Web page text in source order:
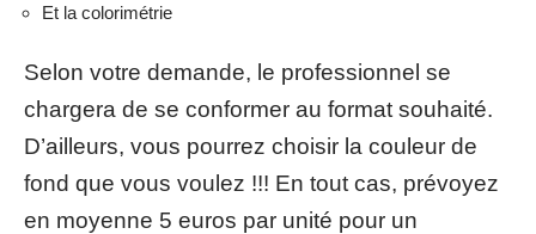
Et la colorimétrie
Selon votre demande, le professionnel se
chargera de se conformer au format souhaité.
D’ailleurs, vous pourrez choisir la couleur de
fond que vous voulez !!! En tout cas, prévoyez
en moyenne 5 euros par unité pour un